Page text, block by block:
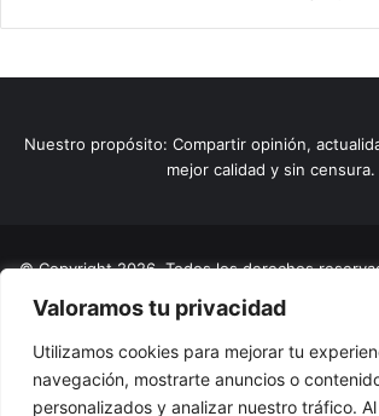
Valoramos tu privacidad
Utilizamos cookies para mejorar tu
navegación, mostrarte anuncios o
personalizados y analizar nuestro tráfico.
Nuestro propósito: Compartir opinión,
mejor calidad y sin censura.
© Copyright 2026, Todos los derechos
SAS BICNit 901228106
Home
Actualidad Variedades Opinion
El Tinteadero
Caricaturas